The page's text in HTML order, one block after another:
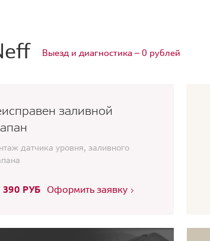
Выезд и диагностика — 0 рублей
заливной
датчика уровня, заливного
РУБ Оформить заявку